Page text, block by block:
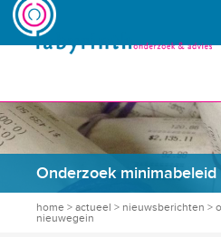
Onderzoek
home > actueel > nieuwsberichten >
nieuwegein